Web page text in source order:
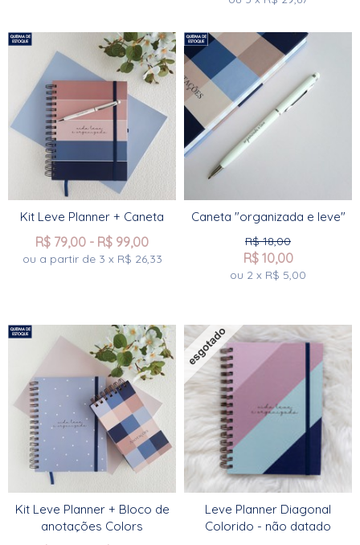
Kit Leve Planner + Caneta
R$ 79,00 - R$ 99,00
ou a partir de 3 x R$ 26,33
Caneta "organizada e leve"
R$18,00
R$ 10,00
ou 2 x R$ 5,00
Kit Leve Planner + Bloco de
anotações Colors
Leve Planner Diagonal
Colorido - não datado